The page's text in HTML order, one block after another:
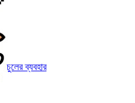
চুলের ব্যবহার